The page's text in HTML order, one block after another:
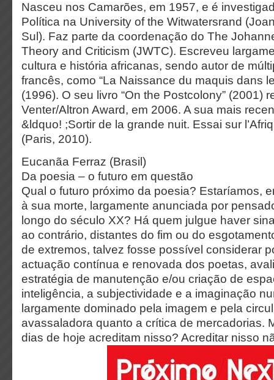
Nasceu nos Camarões, em 1957, e é
Política na University of the Witwatersrand
Sul). Faz parte da coordenação do The
Theory and Criticism (JWTC). Escreveu
cultura e história africanas, sendo autor de
francês, como “La Naissance du maquis dans
(1996). O seu livro “On the Postcolony” (2001)
Venter/Altron Award, em 2006. A sua mais
&ldquo! ;Sortir de la grande nuit. Essai sur
(Paris, 2010).
Eucanãa Ferraz (Brasil)
Da poesia – o futuro em questão
Qual o futuro próximo da poesia? Estaríamos,
à sua morte, largamente anunciada por
longo do século XX? Há quem julgue haver
ao contrário, distantes do fim ou do
de extremos, talvez fosse possível considerar
actuação contínua e renovada dos poetas,
estratégia de manutenção e/ou criação de
inteligência, a subjectividade e a imaginação
largamente dominado pela imagem e pela
avassaladora quanto a crítica de mercadorias.
dias de hoje acreditam nisso? Acreditar nisso